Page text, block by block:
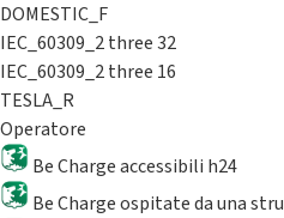
DOMESTIC_F
IEC_60309_2 three 32
IEC_60309_2 three 16
TESLA_R
Operatore
Be Charge accessibili h24
Be Charge ospitate da una